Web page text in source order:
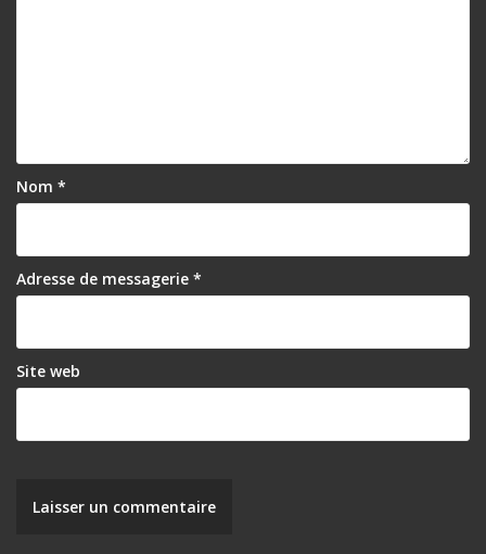
Nom *
Adresse de messagerie *
Site web